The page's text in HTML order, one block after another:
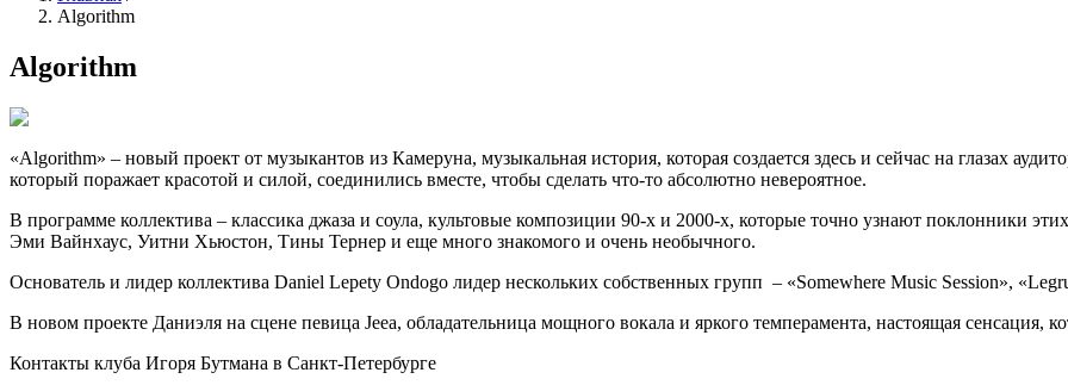
Algorithm
Algorithm
«Algorithm» – новый проект от музыкантов из Камеруна, музыкальная история, которая создается здесь и сейчас на глазах
который поражает красотой и силой, соединились вместе, чтобы сделать что-то абсолютно невероятное.
В программе коллектива – классика джаза и соула, культовые композиции 90-х и 2000-х, которые точно узнают
Эми Вайнхаус, Уитни Хьюстон, Тины Тернер и еще много знакомого и очень необычного.
Основатель и лидер коллектива Daniel Lepety Ondogo лидер нескольких собственных групп – «Somewhere Music Session»,
В новом проекте Даниэля на сцене певица Jeea, обладательница мощного вокала и яркого темперамента, настоящая сенсация,
Контакты клуба Игоря Бутмана в Санкт-Петербурге